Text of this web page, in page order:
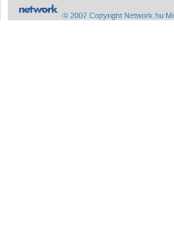
© 2007 Copyright Network.hu